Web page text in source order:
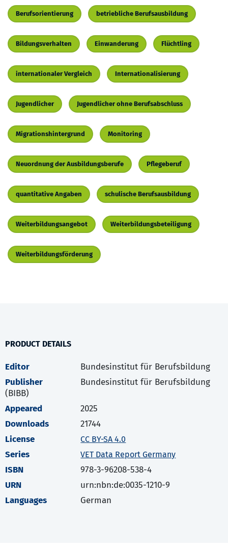
Berufsorientierung betriebliche Berufsausbildung
Bildungsverhalten Einwanderung Flüchtling
internationaler Vergleich Internationalisierung
Jugendlicher Jugendlicher ohne Berufsabschluss
Migrationshintergrund Monitoring
Neuordnung der Ausbildungsberufe Pflegeberuf
quantitative Angaben schulische Berufsausbildung
Weiterbildungsangebot Weiterbildungsbeteiligung
Weiterbildungsförderung
PRODUCT DETAILS
Editor
Bundesinstitut für Berufsbildung
Publisher
Bundesinstitut für Berufsbildung
(BIBB)
Appeared
2025
Downloads
21744
License
CC BY-SA 4.0
Series VET Data Report Germany
ISBN
978-3-96208-538-4
URN
urn:nbn:de:0035-1210-9
Languages
German